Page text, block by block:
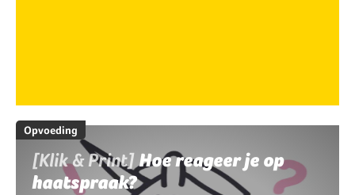
Opvoeding
[Klik & Print]Hoe reageer je op
haatspraak?